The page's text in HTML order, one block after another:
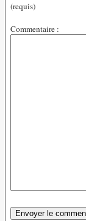
(requis)
Commentaire :